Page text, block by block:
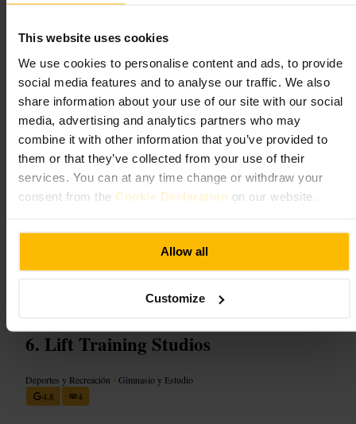
This website uses cookies
We use cookies to personalise content and ads, to provide
social media features and to analyse our traffic. We also
share information about your use of our site with our social
media, advertising and analytics partners who may
combine it with other information that you’ve provided to
them or that they’ve collected from your use of their
services. You can at any time change or withdraw your
consent from the Cookie Declaration on our website.
Allow all
Customize
Qué esperar
Equipamiento básico y funcional, máquinas cardiovasculares y zona
de pesas. Espacios para clases dirigidas y opciones de entrenamiento
individual. Ambiente práctico, personal acostumbrado a socios y
clientes de paso.
Planifica tu visita
desde la ciudad, combina la sesión con una caminata por el barrio para
optimizar el tiempo.
http://www.iveaghfitness.ie/
Lift Training Studios
Deportes y Recreación •Gimnasio y Estudio
4,8
4